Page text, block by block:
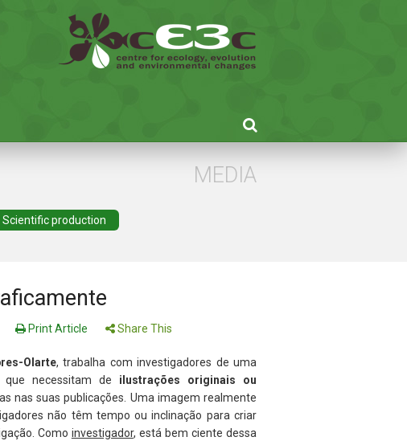
Scientific production
MEDIA
Print Article Share This
Olarte, trabalha com investigadores de uma
que necessitam de ilustrações originais ou
nas suas publicações. Uma imagem realmente
não têm tempo ou inclinação para criar
Como investigador, está bem ciente dessa